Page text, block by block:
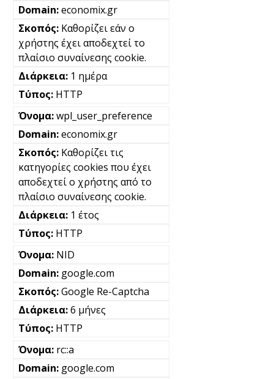
economix.gr
Καθορίζει εάν ο
χρήστης έχει αποδεχτεί το
πλαίσιο συναίνεσης cookie.
1 ημέρα
HTTP
wpl_user_preference
economix.gr
Καθορίζει τις
κατηγορίες cookies που έχει
αποδεχτεί ο χρήστης από το
πλαίσιο συναίνεσης cookie.
1 έτος
HTTP
NID
google.com
Google Re-Captcha
6 μήνες
HTTP
rc::a
google.com